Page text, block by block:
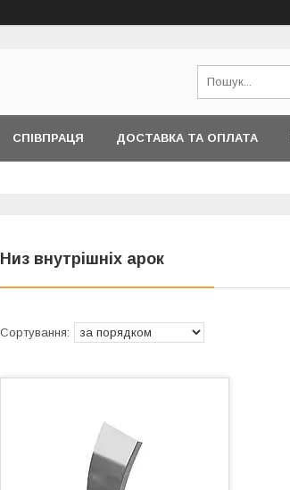
СПІВПРАЦЯ ДОСТАВКА ТА ОПЛАТА
Низ внутрішніх арок